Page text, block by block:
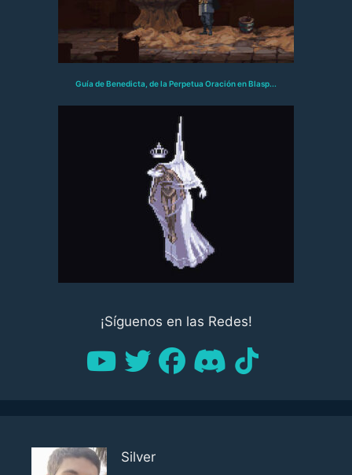
Guía de Benedicta, de la Perpetua Oración en Blasp...
¡Síguenos en las Redes!
Silver